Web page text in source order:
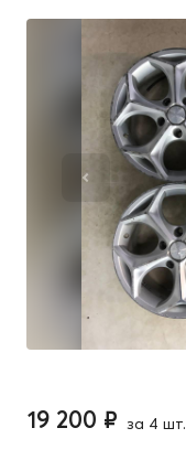
19 200 ₽ за 4 шт.